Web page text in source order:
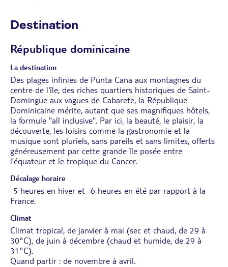
Destination
République dominicaine
La destination
Des plages infinies de Punta Cana aux montagnes du
centre de l'île, des riches quartiers historiques de Saint-
Domingue aux vagues de Cabarete, la République
Dominicaine mérite, autant que ses magnifiques hôtels,
la formule "all inclusive". Par ici, la beauté, le plaisir, la
découverte, les loisirs comme la gastronomie et la
musique sont pluriels, sans pareils et sans limites, offerts
généreusement par cette grande île posée entre
l’équateur et le tropique du Cancer.
Décalage horaire
-5 heures en hiver et -6 heures en été par rapport à la
France.
Climat
Climat tropical, de janvier à mai (sec et chaud, de 29 à
30°C), de juin à décembre (chaud et humide, de 29 à
31°C).
Quand partir : de novembre à avril.